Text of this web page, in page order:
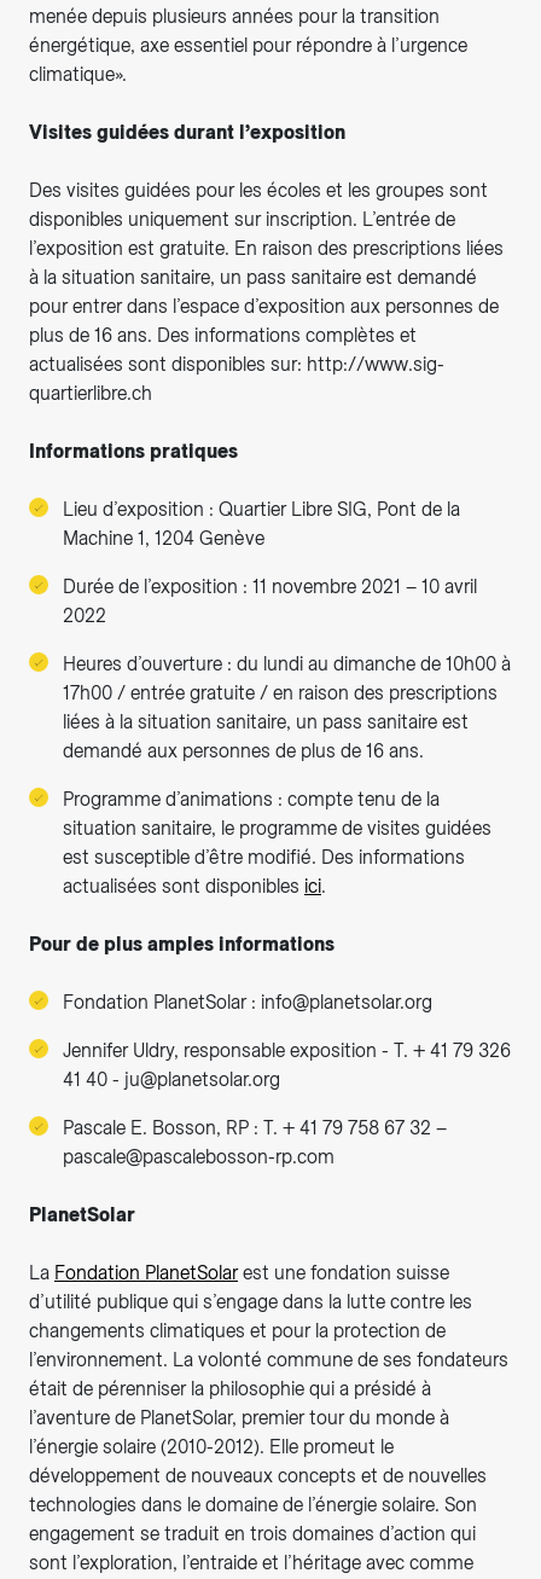
menée depuis plusieurs années pour la transition
énergétique, axe essentiel pour répondre à l’urgence
climatique».
Visites guidées durant l’exposition
Des visites guidées pour les écoles et les groupes sont
disponibles uniquement sur inscription. L’entrée de
l’exposition est gratuite. En raison des prescriptions liées
à la situation sanitaire, un pass sanitaire est demandé
pour entrer dans l’espace d’exposition aux personnes de
plus de 16 ans. Des informations complètes et
actualisées sont disponibles sur: http://www.sig-
quartierlibre.ch
Informations pratiques
Lieu d’exposition : Quartier Libre SIG, Pont de la
Machine 1, 1204 Genève
Durée de l’exposition : 11 novembre 2021 – 10 avril
2022
Heures d’ouverture : du lundi au dimanche de 10h00 à
17h00 / entrée gratuite / en raison des prescriptions
liées à la situation sanitaire, un pass sanitaire est
demandé aux personnes de plus de 16 ans.
Programme d’animations : compte tenu de la
situation sanitaire, le programme de visites guidées
est susceptible d’être modifié. Des informations
actualisées sont disponibles ici.
Pour de plus amples informations
Fondation PlanetSolar : info@planetsolar.org
Jennifer Uldry, responsable exposition - T. + 41 79 326
41 40 - ju@planetsolar.org
Pascale E. Bosson, RP : T. + 41 79 758 67 32 –
pascale@pascalebosson-rp.com
PlanetSolar
La Fondation PlanetSolarest une fondation suisse
d’utilité publique qui s’engage dans la lutte contre les
changements climatiques et pour la protection de
l’environnement. La volonté commune de ses fondateurs
était de pérenniser la philosophie qui a présidé à
l’aventure de PlanetSolar, premier tour du monde à
l’énergie solaire (2010-2012). Elle promeut le
développement de nouveaux concepts et de nouvelles
technologies dans le domaine de l’énergie solaire. Son
engagement se traduit en trois domaines d’action qui
sont l’exploration, l’entraide et l’héritage avec comme